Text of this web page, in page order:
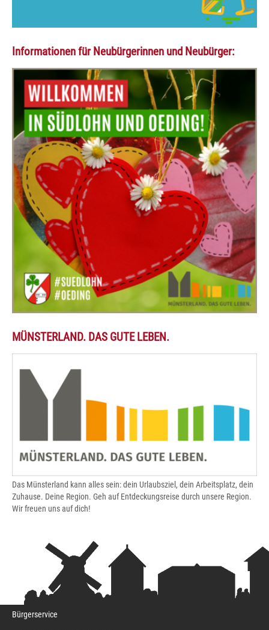
Informationen für Neubürgerinnen und Neubürger:
MÜNSTERLAND. DAS GUTE LEBEN.
Das Münsterland kann alles sein: dein Urlaubsziel, dein Arbeitsplatz, dein
Zuhause. Deine Region. Geh auf Entdeckungsreise durch unsere Region.
Wir freuen uns auf dich!
Bürgerservice